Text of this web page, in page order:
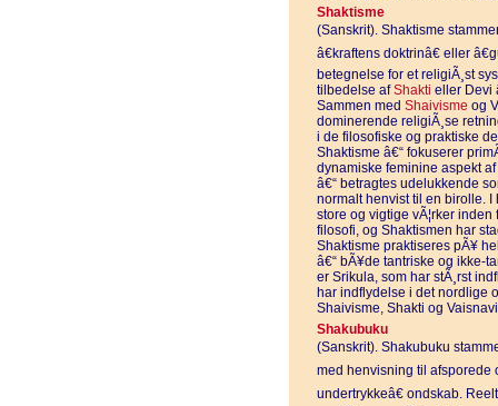
Shaktisme
(Sanskrit). Shaktisme
â€kraftens doktrinâ€ eller
betegnelse for et religiÃ¸st
tilbedelse afShakti eller Devi
Sammen med Shaivisme og
dominerende religiÃ¸se
i de filosofiske og praktiske
Shaktisme â€“ fokuserer
dynamiske feminine aspekt
â€“ betragtes udelukkende
normalt henvist til en birolle. I
store og vigtige vÃ¦rker
filosofi, og Shaktismen har
Shaktisme praktiseres pÃ¥
â€“ bÃ¥de tantriske og ikke-
er Srikula, som har stÃ¸rst
har indflydelse i det nordlige
Shaivisme, Shakti og
Shakubuku
(Sanskrit). Shakubuku
med henvisning til afsporede
undertrykkeâ€ ondskab.